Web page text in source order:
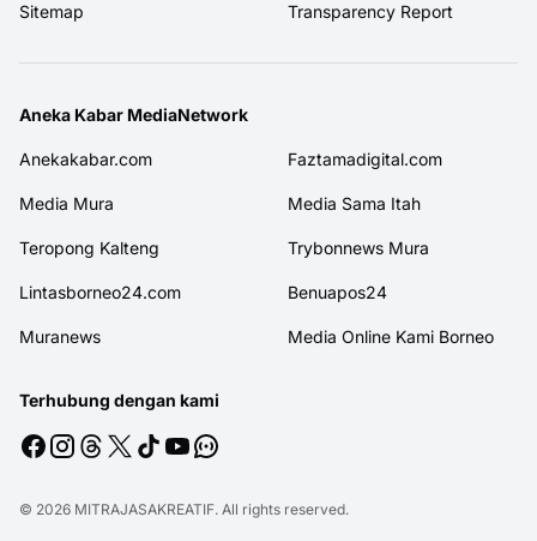
Sitemap Transparency Report
Aneka Kabar MediaNetwork
Anekakabar.com Faztamadigital.com
Media Mura Media Sama Itah
Teropong Kalteng Trybonnews Mura
Lintasborneo24.com Benuapos24
Muranews Media Online Kami Borneo
Terhubung dengan kami
© 2026 MITRAJASAKREATIF. All rights reserved.